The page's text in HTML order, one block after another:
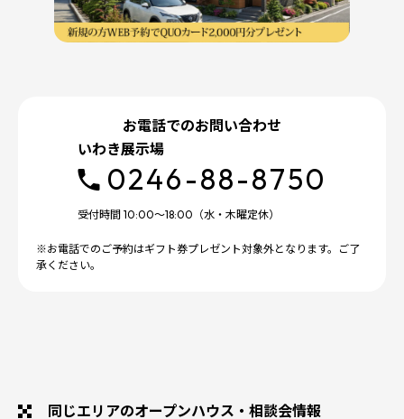
お電話でのお問い合わせ
いわき展示場
0246-88-8750
受付時間 10:00～18:00（水・木曜定休）
※お電話でのご予約はギフト券プレゼント対象外となります。ご了
承ください。
同じエリアのオープンハウス・相談会情報